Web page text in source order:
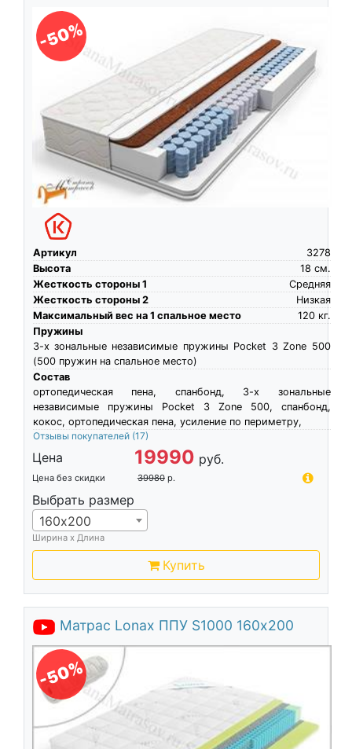
-50%
Артикул
3278
Высота
см.
18
Жесткость стороны 1
Средняя
Жесткость стороны 2
Низкая
Максимальный вес на 1 спальное место
кг.
120
Пружины
3-х зональные независимые пружины Pocket 3 Zone 500
(500 пружин на спальное место)
Состав
ортопедическая пена, спанбонд, 3-х зональные
независимые пружины Pocket 3 Zone 500, спанбонд,
кокос, ортопедическая пена, усиление по периметру,
Отзывы покупателей (17)
Цена 19990 руб.
Цена без скидки 39980 р.
Выбрать размер
160х200
Ширина х Длина
Купить
Матрас Lonax ППУ S1000 160х200
-50%